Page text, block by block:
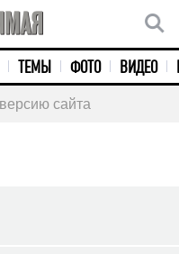
ТЕМЫ ФОТО ВИДЕО
сайта